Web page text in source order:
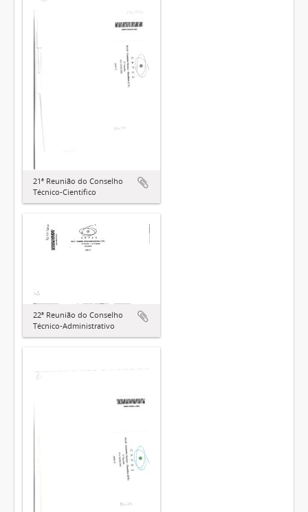
21ª Reunião do Conselho
Técnico-Científico
22ª Reunião do Conselho
Técnico-Administrativo